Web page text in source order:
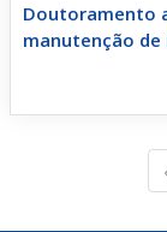
Doutoramento
manutenção
‹